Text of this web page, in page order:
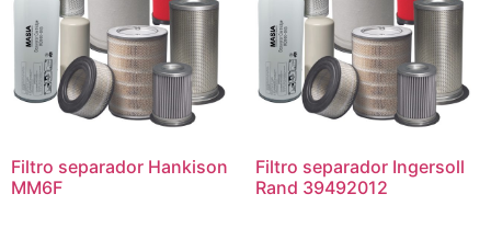
Filtro separador Hankison
MM6F
Filtro separador Ingersoll
Rand 39492012